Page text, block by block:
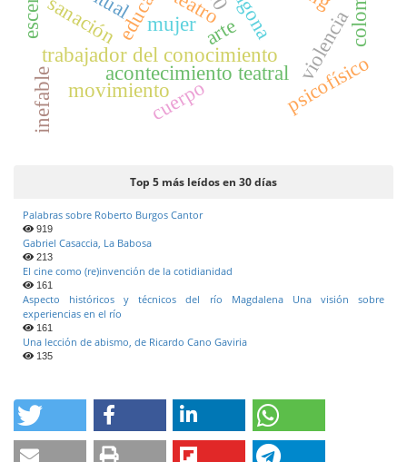
trabajador del conocimiento
mujer violencia
acontecimiento teatral
sanación
movimiento psicofísico
cuerpo
escena
inefable
arte
Top 5 más leídos en 30 días
Palabras sobre Roberto Burgos Cantor
919
Gabriel Casaccia, La Babosa
213
El cine como (re)invención de la cotidianidad
161
Aspecto históricos y técnicos del río Magdalena Una visión sobre
experiencias en el río
161
Una lección de abismo, de Ricardo Cano Gaviria
135